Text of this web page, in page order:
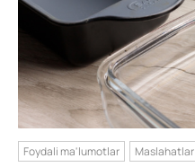
Foydali ma'lumotlar Maslahatlar